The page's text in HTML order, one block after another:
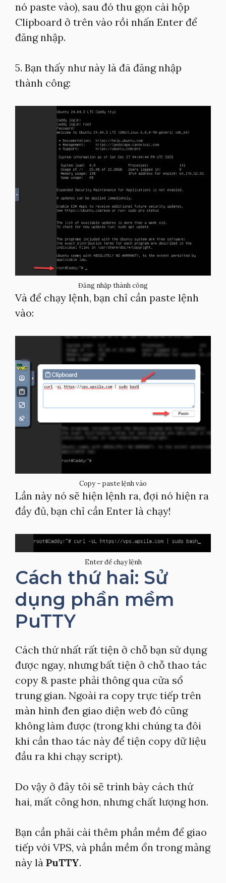
nó paste vào), sau đó thu gọn cài hộp
Clipboard ở trên vào rồi nhấn Enter để
đăng nhập.
5. Bạn thấy như này là đã đăng nhập
thành công:
Đăng nhập thành công
Và để chạy lệnh, bạn chỉ cần paste lệnh
vào:
Copy – paste lệnh vào
Lần này nó sẽ hiện lệnh ra, đợi nó hiện ra
đầy đủ, bạn chỉ cần Enter là chạy!
Enter để chạy lệnh
Cách thứ hai: Sử
dụng phần mềm
PuTTY
Cách thứ nhất rất tiện ở chỗ bạn sử dụng
được ngay, nhưng bất tiện ở chỗ thao tác
copy & paste phải thông qua cửa sổ
trung gian. Ngoài ra copy trực tiếp trên
màn hình đen giao diện web đó cũng
không làm được (trong khi chúng ta đôi
khi cần thao tác này để tiện copy dữ liệu
đầu ra khi chạy script).
Do vậy ở đây tôi sẽ trình bày cách thứ
hai, mất công hơn, nhưng chất lượng hơn.
Bạn cần phải cài thêm phần mềm để giao
tiếp với VPS, và phần mềm ổn trong mảng
này là PuTTY.